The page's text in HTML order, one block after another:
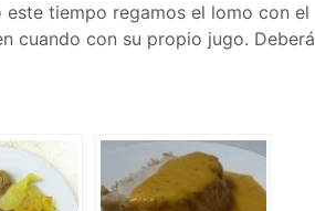
este tiempo regamos el lomo con el
cuando con su propio jugo. Deberá